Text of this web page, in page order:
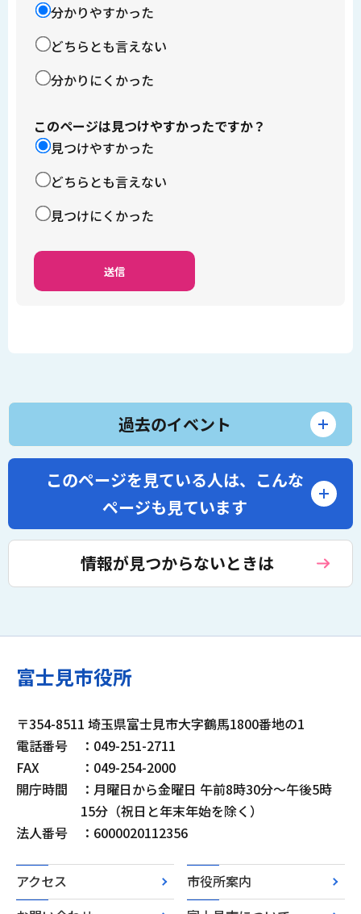
分かりやすかった
どちらとも言えない
分かりにくかった
このページは見つけやすかったですか？
見つけやすかった
どちらとも言えない
見つけにくかった
過去のイベント
このページを見ている人は、 こんな
ページも見ています
情報が見つからないときは
富士見市役所
〒354-8511 埼玉県富士見市大字鶴馬1800番地の1
電話番号
：049-251-2711
FAX
：049-254-2000
開庁時間
：月曜日から金曜日 午前8時30分～午後5時
15分（祝日と年末年始を除く）
法人番号
：6000020112356
アクセス
市役所案内